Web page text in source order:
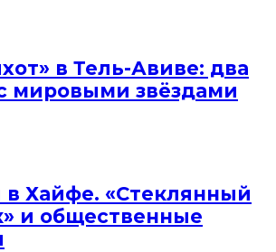
в Тель-Авиве: два
мировыми звёздами
Хайфе. «Стеклянный
и общественные